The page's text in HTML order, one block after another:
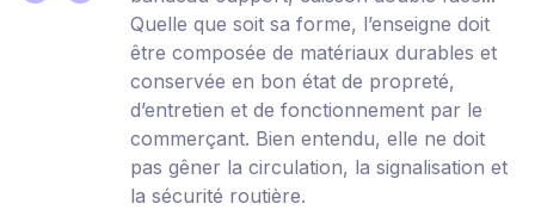
Quelle que soit sa forme, l’enseigne doit
être composée de matériaux durables et
conservée en bon état de propreté,
d’entretien et de fonctionnement par le
commerçant. Bien entendu, elle ne doit
pas gêner la circulation, la signalisation et
la sécurité routière.